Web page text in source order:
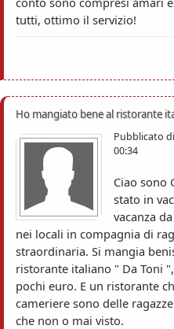
tutti, ottimo il servizio!
Ho mangiato bene al ristorante
Pubblicato di
00:34
Ciao sono
stato in
vacanza
nei locali in compagnia di
straordinaria. Si mangia
ristorante italiano " Da Toni
pochi euro. E un ristorante
cameriere sono delle
che non o mai visto.